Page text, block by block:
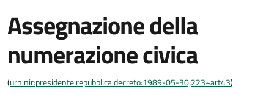
Assegnazione della
numerazione civica
(urn:nir:presidente.repubblica:decreto:1989-05-30;223~art43)